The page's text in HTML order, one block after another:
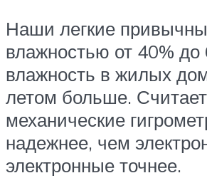
Наши легкие привычны
влажностью от 40%
влажность в жилых
летом больше.
механические
надежнее, чем
электронные точнее.